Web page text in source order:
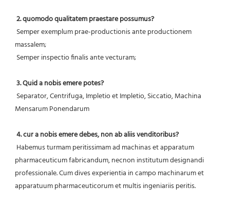
2. quomodo qualitatem praestare possumus?
massalem;
Semper inspectio finalis ante vecturam;
3. Quid a nobis emere potes?
Mensarum Ponendarum
4. cur a nobis emere debes, non ab aliis venditoribus?
pharmaceuticum fabricandum, necnon institutum designandi
professionale. Cum dives experientia in campo machinarum et
apparatuum pharmaceuticorum et multis ingeniariis peritis.